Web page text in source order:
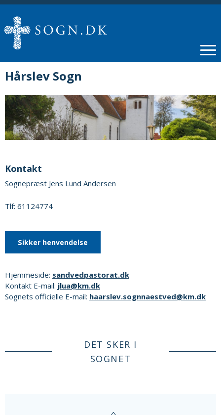
Hårslev Sogn
Kontakt
Sognepræst Jens Lund Andersen
Tlf: 61124774
Sikker henvendelse
Hjemmeside: sandvedpastorat.dk
Kontakt E-mail: jlua@km.dk
Sognets officielle E-mail: haarslev.sognnaestved@km.dk
DET SKER I
SOGNET